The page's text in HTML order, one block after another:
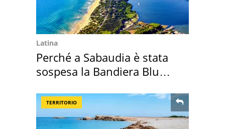
Latina
Perché a Sabaudia è stata
sospesa la Bandiera Blu
TERRITORIO